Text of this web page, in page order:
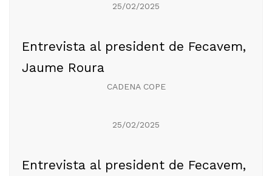
25/02/2025
Entrevista al president de Fecavem,
Jaume Roura
CADENA COPE
25/02/2025
Entrevista al president de Fecavem,